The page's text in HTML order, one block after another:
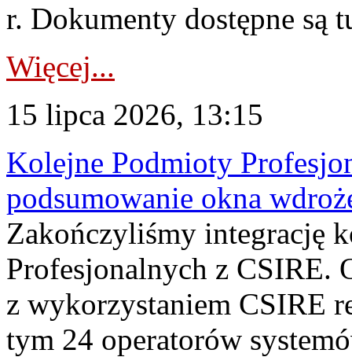
r. Dokumenty dostępne są
Więcej...
15 lipca 2026, 13:15
Kolejne Podmioty
podsumowanie okna
Zakończyliśmy integrację
Profesjonalnych z CSIRE.
z wykorzystaniem CSIRE
tym 24 operatorów